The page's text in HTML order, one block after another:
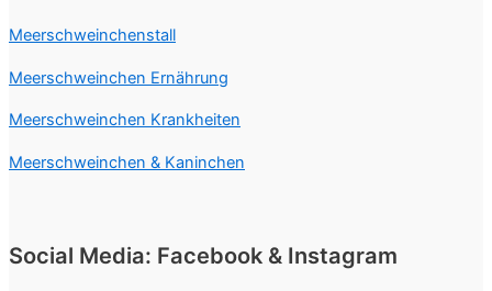
Meerschweinchenstall
Meerschweinchen Ernährung
Meerschweinchen Krankheiten
Meerschweinchen & Kaninchen
Social Media: Facebook & Instagram